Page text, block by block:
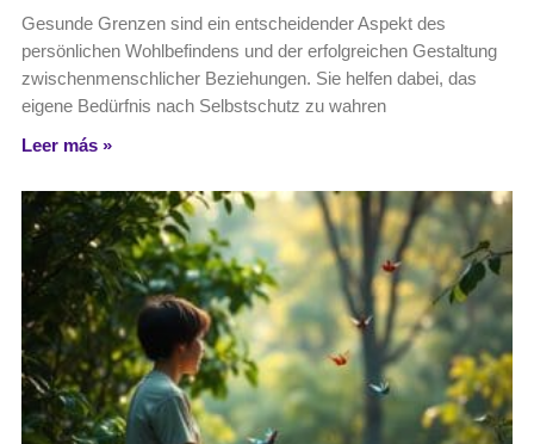
Gesunde Grenzen sind ein entscheidender Aspekt des
persönlichen Wohlbefindens und der erfolgreichen Gestaltung
zwischenmenschlicher Beziehungen. Sie helfen dabei, das
eigene Bedürfnis nach Selbstschutz zu wahren
Leer más »